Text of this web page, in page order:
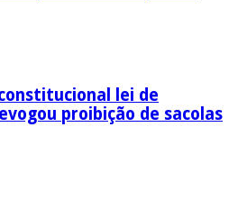
lei de
proibição de sacolas